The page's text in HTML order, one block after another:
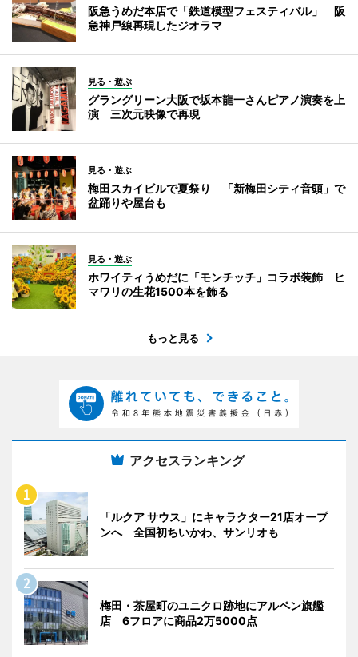
阪急うめだ本店で「鉄道模型フェスティバル」 阪
急神戸線再現したジオラマ
見る・遊ぶ
グラングリーン大阪で坂本龍一さんピアノ演奏を上
演 三次元映像で再現
見る・遊ぶ
梅田スカイビルで夏祭り 「新梅田シティ音頭」で
盆踊りや屋台も
見る・遊ぶ
ホワイティうめだに「モンチッチ」コラボ装飾 ヒ
マワリの生花1500本を飾る
もっと見る
アクセスランキング
「ルクア サウス」にキャラクター21店オープ
ンへ 全国初ちいかわ、サンリオも
梅田・茶屋町のユニクロ跡地にアルペン旗艦
店 6フロアに商品2万5000点